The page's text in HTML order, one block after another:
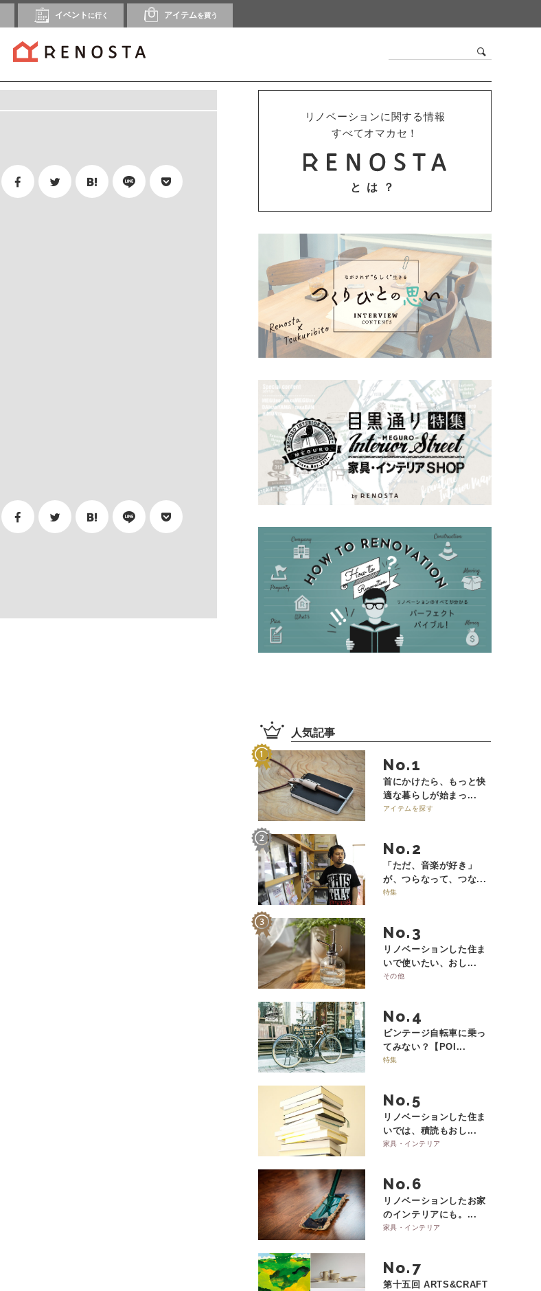
イベント に行く アイテムを買う
リノベーションに関する情報
すべてオマカセ！
とは？
人気記事
No.
首にかけたら、もっと快
適な暮らしが始まっ...
アイテムを探す
No.
「ただ、音楽が好き」
が、つらなって、つな...
特集
No.
リノベーションした住ま
いで使いたい、おし...
その他
No.
ビンテージ自転車に乗っ
てみない？【POI...
特集
No.
リノベーションした住ま
いでは、積読もおし...
家具・インテリア
No.
リノベーションしたお家
のインテリアにも。...
家具・インテリア
No.
第十五回 ARTS&CRAFT